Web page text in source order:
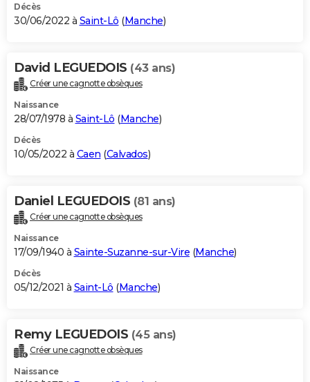
Décès
30/06/2022 à Saint-Lô (Manche)
David LEGUEDOIS (43 ans)
Créer une cagnotte obsèques
Naissance
28/07/1978 à Saint-Lô (Manche)
Décès
10/05/2022 à Caen (Calvados)
Daniel LEGUEDOIS (81 ans)
Créer une cagnotte obsèques
Naissance
17/09/1940 à Sainte-Suzanne-sur-Vire (Manche)
Décès
05/12/2021 à Saint-Lô (Manche)
Remy LEGUEDOIS (45 ans)
Créer une cagnotte obsèques
Naissance